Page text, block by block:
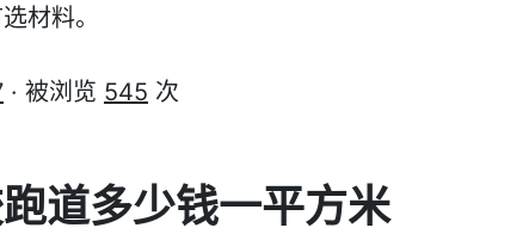
材料。
· 被浏览 545 次
道多少钱一平方米